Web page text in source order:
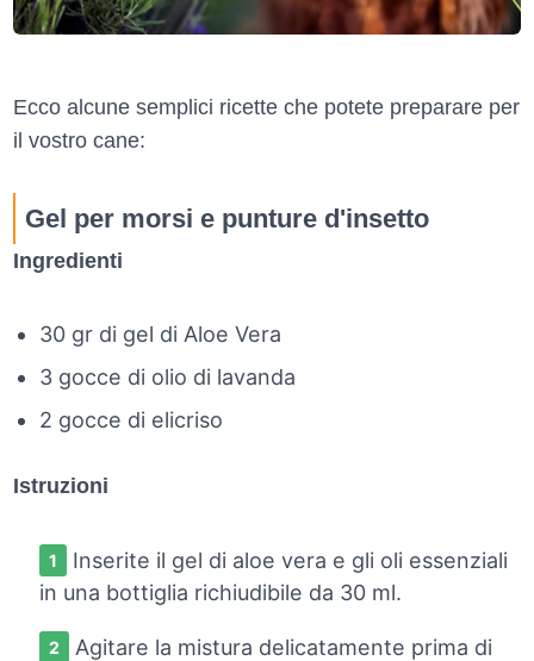
Ecco alcune semplici ricette che potete preparare per
il vostro cane:
Gel per morsi e punture d'insetto
Ingredienti
30 gr di gel di Aloe Vera
3 gocce di olio di lavanda
2 gocce di elicriso
Istruzioni
Inserite il gel di aloe vera e gli oli essenziali
in una bottiglia richiudibile da 30 ml.
Agitare la mistura delicatamente prima di